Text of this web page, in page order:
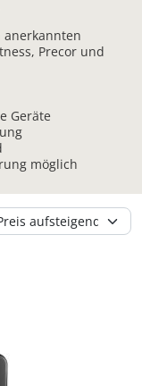
anerkannten
Precor und
Geräte
möglich